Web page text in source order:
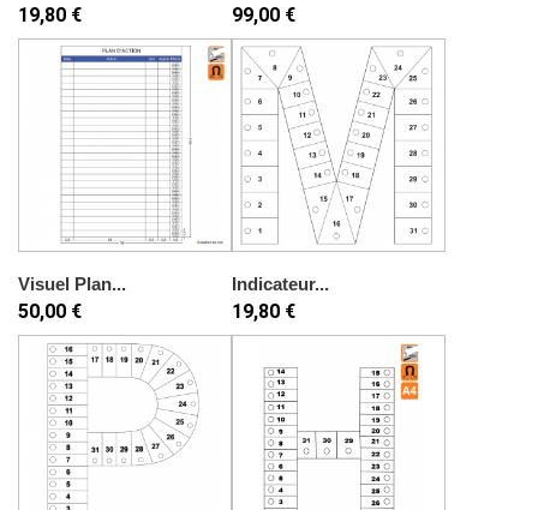
19,80 € 99,00 €
Visuel Plan...
50,00 €
Indicateur...
19,80 €